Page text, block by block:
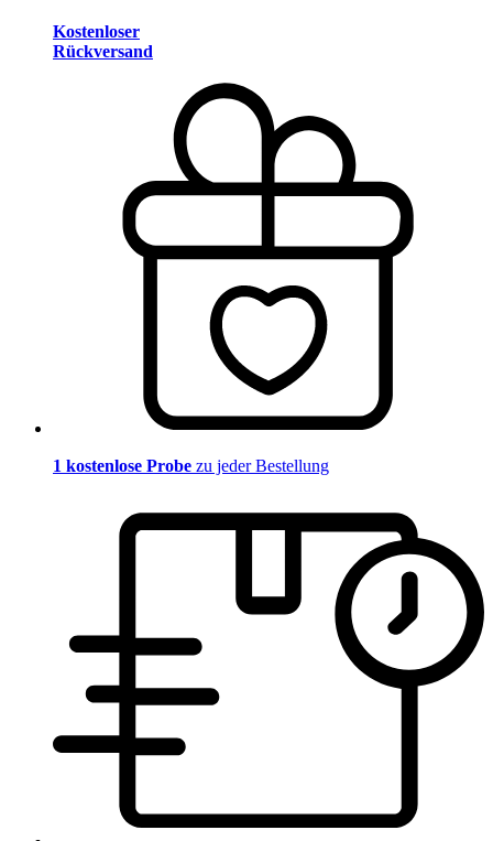
Kostenloser
Rückversand
1 kostenlose Probe zu jeder Bestellung